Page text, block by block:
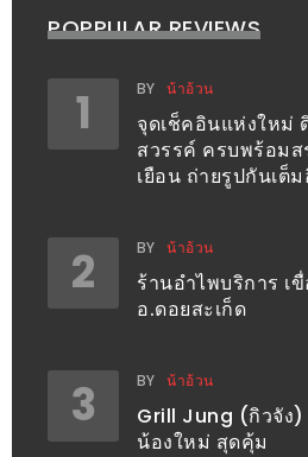
โดย
ไม่
ไม่
หมู
&
ทะเล
เผา
POPPULAR REVIEWS
1 BY น้าอ้วน
จุดเช็คอินแห่งใหม่
สวรรค์ ครบพร้อมส
เยือน ถ่ายรูปกันเต็
2 BY น้าอ้วน
ร้านอำไพบริการ เ
อ.ดอยสะเก็ด
3 BY น้าอ้วน
Grill Jung (กิวจัง)
น้องใหม่ สุดคุ้ม